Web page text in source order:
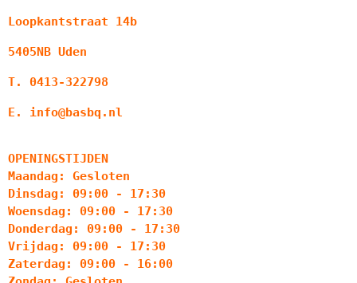
Loopkantstraat 14b
5405NB Uden
T. 0413-322798
E. info@basbq.nl
OPENINGSTIJDEN
Maandag: Gesloten
Dinsdag: 09:00 - 17:30
Woensdag: 09:00 - 17:30
Donderdag: 09:00 - 17:30
Vrijdag: 09:00 - 17:30
Zaterdag: 09:00 - 16:00